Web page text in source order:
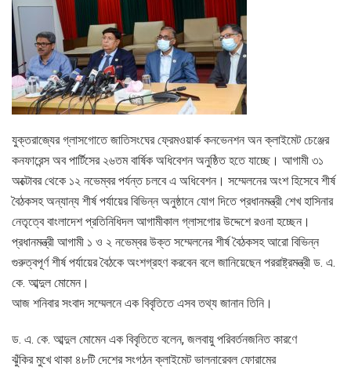
যুক্তরাজ্যের গ্লাসগোতে জাতিসংঘের ফ্রেমওয়ার্ক কনভেনশন অন ক্লাইমেট চেঞ্জের
কনফারেন্স অব পার্টিসের ২৬তম বার্ষিক অধিবেশন অনুষ্ঠিত হতে যাচ্ছে। আগামী ৩১
অক্টোবর থেকে ১২ নভেম্বর পর্যন্ত চলবে এ অধিবেশন। সম্মেলনের অংশ হিসেবে শীর্ষ
বৈঠকসহ অন্যান্য শীর্ষ পর্যায়ের বিভিন্ন অনুষ্ঠানে যোগ দিতে প্রধানমন্ত্রী শেখ হাসিনার
নেতৃত্বে বাংলাদেশ প্রতিনিধিদল আগামীকাল গ্লাসগোর উদ্দেশে রওনা হচ্ছেন।
প্রধানমন্ত্রী আগামী ১ ও ২ নভেম্বর উক্ত সম্মেলনের শীর্ষ বৈঠকসহ আরো বিভিন্ন
গুরুত্বপূর্ণ শীর্ষ পর্যায়ের বৈঠকে অংশগ্রহণ করবেন বলে জানিয়েছেন পররাষ্ট্রমন্ত্রী ড. এ.
কে. আব্দুল মোমেন।
আজ শনিবার সংবাদ সম্মেলনে এক বিবৃতিতে এসব তথ্য জানান তিনি।
ড. এ. কে. আব্দুল মোমেন এক বিবৃতিতে বলেন, জলবায়ু পরিবর্তনজনিত কারণে
ঝুঁকির মুখে থাকা ৪৮টি দেশের সংগঠন ক্লাইমেট ভালনারেবল ফোরামের